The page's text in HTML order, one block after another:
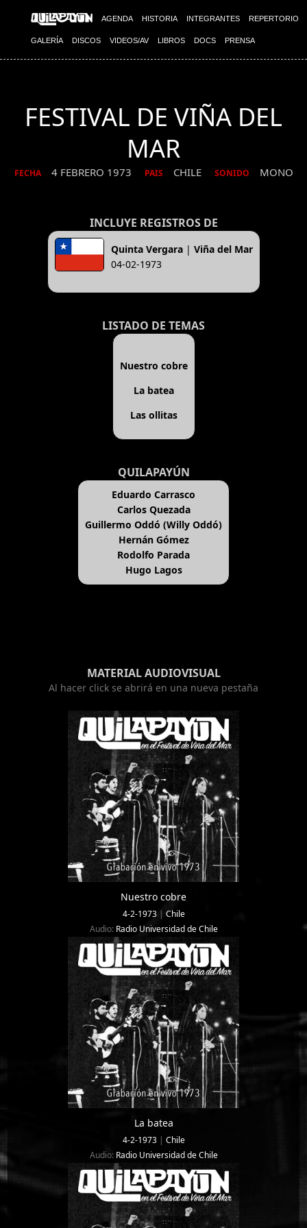
AGENDA HISTORIA INTEGRANTES REPERTORIO
GALERÍA DISCOS VIDEOS/AV LIBROS DOCS PRENSA
FESTIVAL DE VIÑA DEL
MAR
FECHA 4 FEBRERO 1973 PAIS CHILE SONIDO MONO
INCLUYE REGISTROS DE
Quinta Vergara| Viña del Mar
04-02-1973
LISTADO DE TEMAS
Nuestro cobre
La batea
Las ollitas
QUILAPAYÚN
Eduardo Carrasco
Carlos Quezada
Guillermo Oddó (Willy Oddó)
Hernán Gómez
Rodolfo Parada
Hugo Lagos
MATERIAL AUDIOVISUAL
Al hacer click se abrirá en una nueva pestaña
Nuestro cobre
4-2-1973| Chile
Audio: Radio Universidad de Chile
La batea
4-2-1973| Chile
Audio: Radio Universidad de Chile